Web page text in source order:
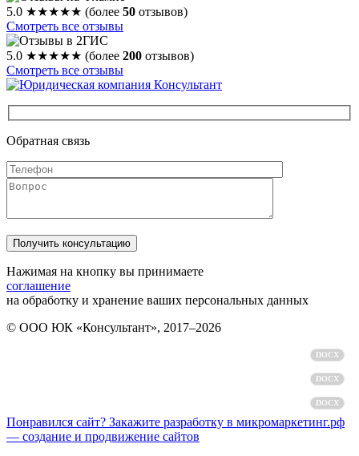
5.0 ★★★★★ (более 50 отзывов)
Смотреть все отзывы
5.0 ★★★★★ (более 200 отзывов)
Смотреть все отзывы
Обратная связь
Нажимая на кнопку вы принимаете
соглашение
на обработку и хранение ваших персональных данных
© ООО ЮК «Консультант», 2017–2026
DOCX
DOCX
DOCX
Понравился сайт? Закажите разработку в микромаркетинг.рф
— создание и продвижение сайтов